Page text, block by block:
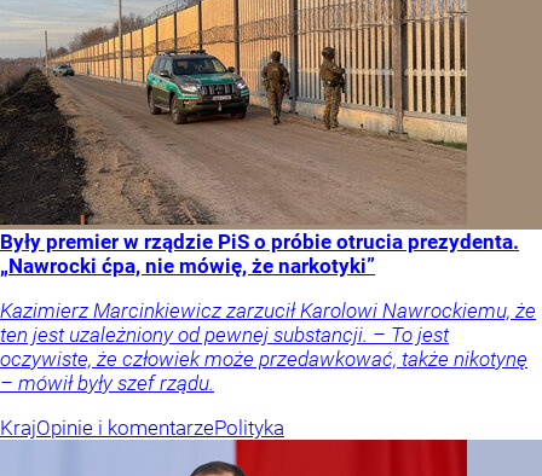
Były premier w rządzie PiS o próbie otrucia prezydenta.
„Nawrocki ćpa, nie mówię, że narkotyki”
Kazimierz Marcinkiewicz zarzucił Karolowi Nawrockiemu, że
ten jest uzależniony od pewnej substancji. – To jest
oczywiste, że człowiek może przedawkować, także nikotynę
– mówił były szef rządu.
KrajOpinie i komentarzePolityka